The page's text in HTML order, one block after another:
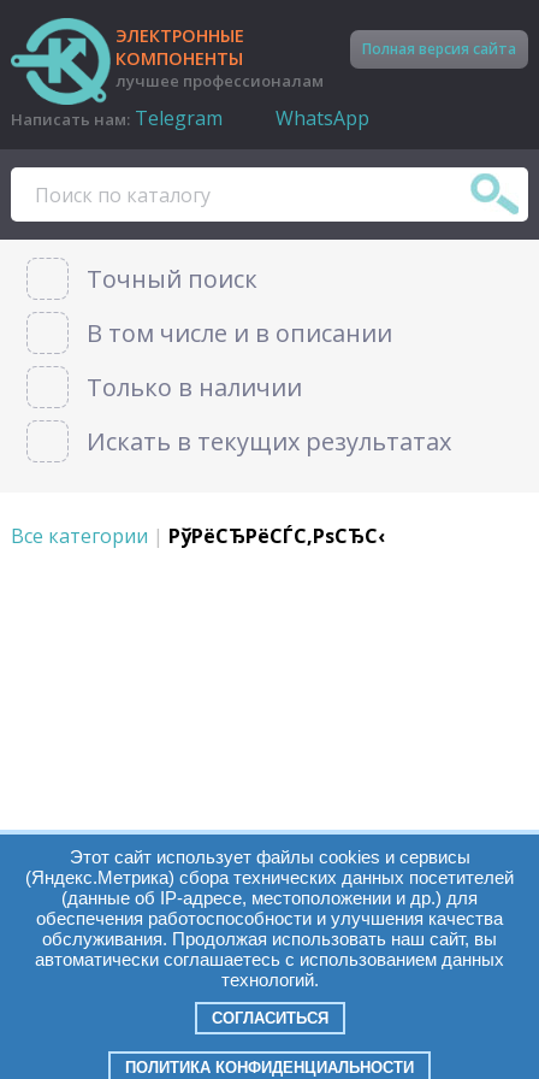
ЭЛЕКТРОННЫЕ
КОМПОНЕНТЫ
лучшее профессионалам
Полная версия сайта
Написать нам: Telegram WhatsApp
Точный поиск
В том числе и в описании
Только в наличии
Искать в текущих результатах
Все категории | РўРёСЂРёСЃС‚РѕСЂС‹
Часы работы:
Суб. Воскр. вых.
Томск, пр. Ленина г,
д. 159
Этот сайт использует файлы cookies и сервисы
(Яндекс.Метрика) сбора технических данных посетителей
(данные об IP-адресе, местоположении и др.) для
обеспечения работоспособности и улучшения качества
обслуживания. Продолжая использовать наш сайт, вы
автоматически соглашаетесь с использованием данных
технологий.
СОГЛАСИТЬСЯ
ПОЛИТИКА КОНФИДЕНЦИАЛЬНОСТИ